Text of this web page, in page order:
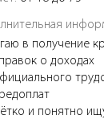
в получение
о доходах
и понятно